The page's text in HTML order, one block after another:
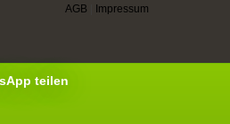
AGB Impressum
teilen